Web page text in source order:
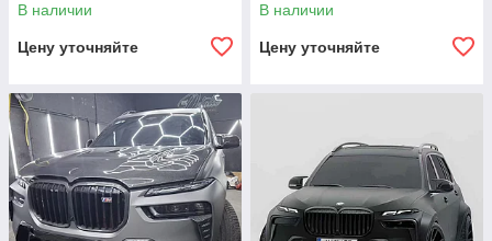
В наличии
Цену уточняйте
В наличии
Цену уточняйте